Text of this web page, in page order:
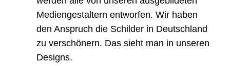
Mediengestaltern entworfen. Wir haben
den Anspruch die Schilder in Deutschland
zu verschönern. Das sieht man in unseren
Designs.